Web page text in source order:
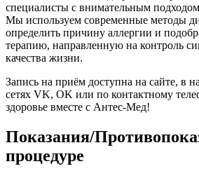
специалисты с внимательным
Мы используем современные методы
определить причину аллергии и
терапию, направленную на контроль
качества жизни.
Запись на приём доступна на сайте, в
сетях VK, OK или по контактному
здоровье вместе с Антес-Мед!
Показания/
процедуре